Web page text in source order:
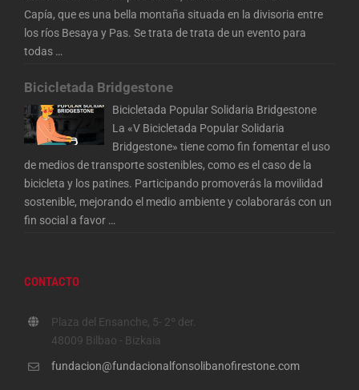
Capía, que es una bella montaña situada en la divisoria entre
los ríos Besaya y Pas. Se trata de trata de un evento para
todas …
Bicicletada Bridgestone
Bicicletada Popular Solidaria Bridgestone
La «V Bicicletada Popular Solidaria
Bridgestone» tiene como fin fomentar el uso
de medios de transporte sostenibles, como es el caso de la
bicicleta y los patines. Participando promoverás la movilidad
sostenible, mejorando el medio ambiente y colaborarás con un
fin social a favor …
CONTACTO
Plaza del Ensanche, 5- 2º der.
48009 Bilbao - Bizkaia
fundacion@fundacionalfonsolibanofirestone.com